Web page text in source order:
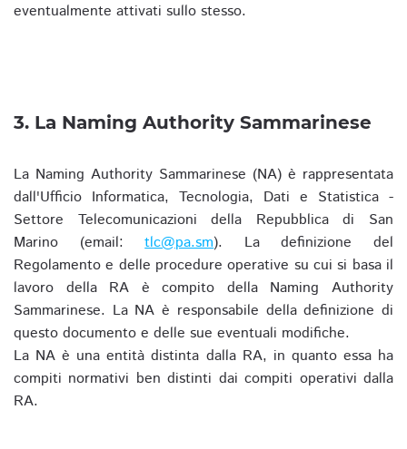
eventualmente attivati sullo stesso.
3. La Naming Authority Sammarinese
La Naming Authority Sammarinese (NA) è rappresentata
dall'Ufficio Informatica, Tecnologia, Dati e Statistica -
Settore Telecomunicazioni della Repubblica di San
Marino (email:tlc@pa.sm). La definizione del
Regolamento e delle procedure operative su cui si basa il
lavoro della RA è compito della Naming Authority
Sammarinese. La NA è responsabile della definizione di
questo documento e delle sue eventuali modifiche.
La NA è una entità distinta dalla RA, in quanto essa ha
compiti normativi ben distinti dai compiti operativi dalla
RA.